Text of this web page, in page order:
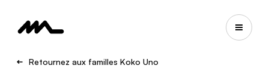
Retournez aux familles Koko Uno